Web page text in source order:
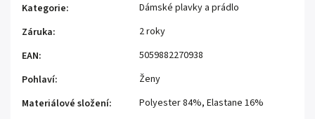
Kategorie:
Dámské plavky a prádlo
Záruka:
2 roky
EAN:
5059882270938
Pohlaví:
Ženy
Materiálové složení:
Polyester 84%, Elastane 16%